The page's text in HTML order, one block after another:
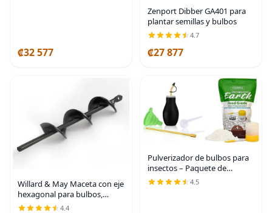
₡32 577
Zenport Dibber GA401 para
plantar semillas y bulbos
4.7
₡27 877
Willard & May Maceta con eje
hexagonal para bulbos,
antideslizante, 1.75 x 9
4.4
Pulverizador de bulbos para
insectos – Paquete de
dispensador aplicador
extensible de 7 pulgadas con
4.5